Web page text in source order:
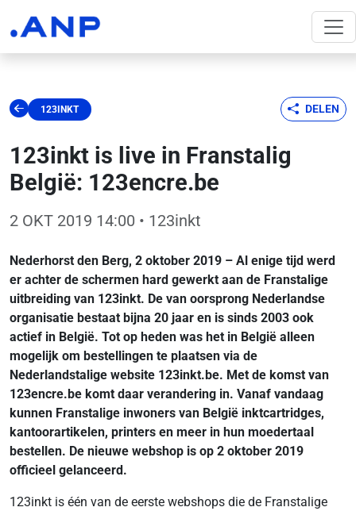
123INKT DELEN
123inkt is live in Franstalig
België: 123encre.be
2 OKT 2019 14:00 • 123inkt
Nederhorst den Berg, 2 oktober 2019 – Al enige tijd werd
er achter de schermen hard gewerkt aan de Franstalige
uitbreiding van 123inkt. De van oorsprong Nederlandse
organisatie bestaat bijna 20 jaar en is sinds 2003 ook
actief in België. Tot op heden was het in België alleen
mogelijk om bestellingen te plaatsen via de
Nederlandstalige website 123inkt.be. Met de komst van
123encre.be komt daar verandering in. Vanaf vandaag
kunnen Franstalige inwoners van België inktcartridges,
kantoorartikelen, printers en meer in hun moedertaal
bestellen. De nieuwe webshop is op 2 oktober 2019
officieel gelanceerd.
123inkt is één van de eerste webshops die de Franstalige